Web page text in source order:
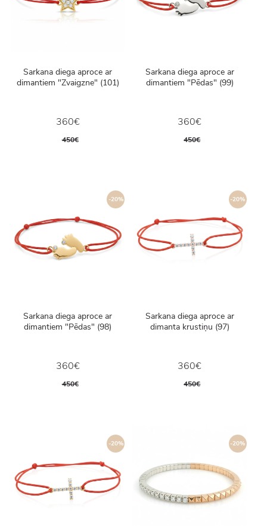
Sarkana diega aproce ar
dimantiem "Zvaigzne" (101)
360€
450€
Sarkana diega aproce ar
dimantiem "Pēdas" (99)
360€
450€
-20%
Sarkana diega aproce ar
dimantiem "Pēdas" (98)
360€
450€
-20%
Sarkana diega aproce ar
dimanta krustiņu (97)
360€
450€
-20% -20%